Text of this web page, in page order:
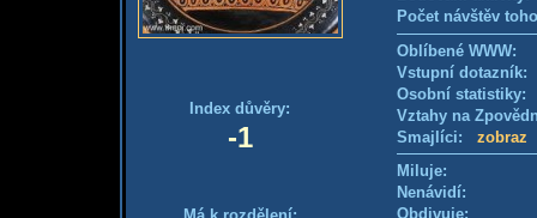
Index důvěry:
-1
Počet návštěv
Oblíbené WWW:
Vstupní
Osobní
Vztahy na
Smajlíci: zobraz
Miluje:
Nenávidí:
Obdivuje: